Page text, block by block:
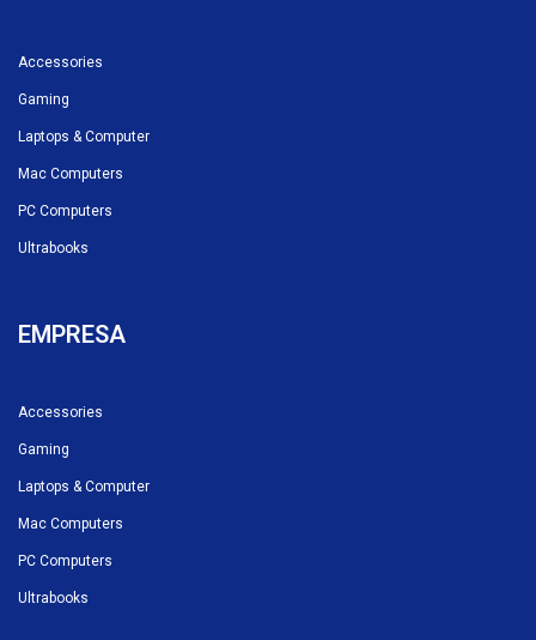
Accessories
Gaming
Laptops & Computer
Mac Computers
PC Computers
Ultrabooks
EMPRESA
Accessories
Gaming
Laptops & Computer
Mac Computers
PC Computers
Ultrabooks